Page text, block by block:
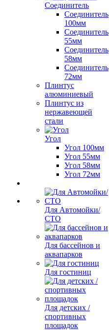
Соединитель
Соединитель
100мм
Соединитель
55мм
Соединитель
58мм
Соединитель
72мм
Плинтус
алюминиевый
Плинтус из
нержавеющей
стали
Угол
Угол 100мм
Угол 55мм
Угол 58мм
Угол 72мм
Для Автомойки/
СТО
Для бассейнов и
аквапарков
Для гостиниц
Для детских /
спортивных
площадок